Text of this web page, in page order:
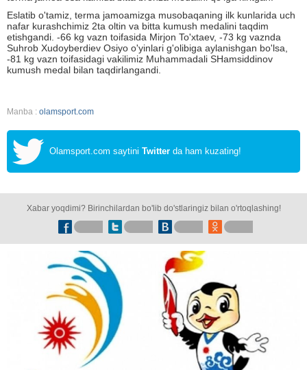
Eslatib o'tamiz, terma jamoamizga musobaqaning ilk kunlarida uch
nafar kurashchimiz 2ta oltin va bitta kumush medalini taqdim
etishgandi. -66 kg vazn toifasida Mirjon To'xtaev, -73 kg vaznda
Suhrob Xudoyberdiev Osiyo o'yinlari g'olibiga aylanishgan bo'lsa,
-81 kg vazn toifasidagi vakilimiz Muhammadali SHamsiddinov
kumush medal bilan taqdirlangandi.
Manba : olamsport.com
Olamsport.com saytini Twitter da ham kuzating!
Xabar yoqdimi? Birinchilardan bo'lib do'stlaringiz bilan o'rtoqlashing!